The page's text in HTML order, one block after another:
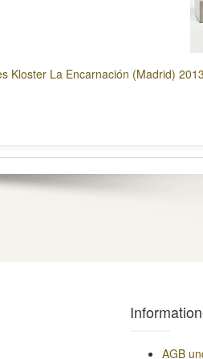
Kloster La Encarnación (Madrid)
AGB